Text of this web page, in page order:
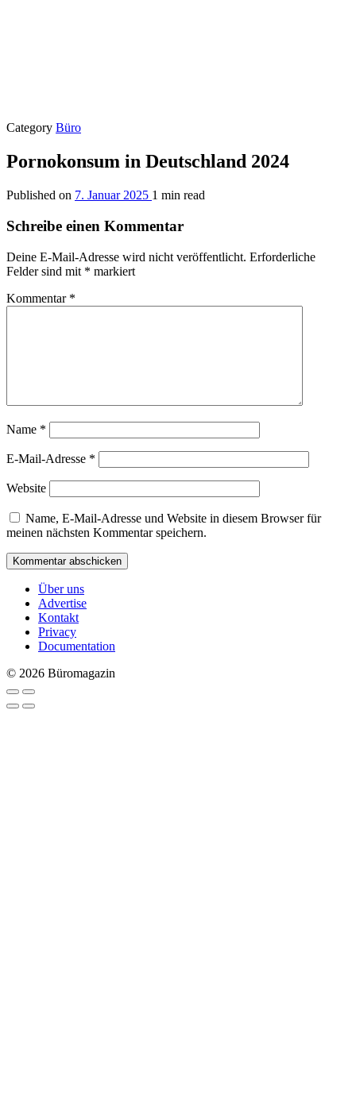
Category Büro
Pornokonsum in Deutschland 2024
Published on 7. Januar 2025 1 min read
Schreibe einen Kommentar
Deine E-Mail-Adresse wird nicht veröffentlicht. Erforderliche
Felder sind mit * markiert
Kommentar *
Name *
E-Mail-Adresse *
Website
Name, E-Mail-Adresse und Website in diesem Browser für
meinen nächsten Kommentar speichern.
Über uns
Advertise
Kontakt
Privacy
Documentation
© 2026 Büromagazin